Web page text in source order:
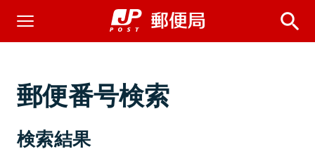
郵便番号検索
検索結果